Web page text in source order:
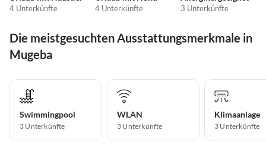
4 Unterkünfte 4 Unterkünfte 3 Unterkünfte
Die meistgesuchten Ausstattungsmerkmale in
Mugeba
Swimmingpool
3 Unterkünfte
WLAN
3 Unterkünfte
Klimaanlage
3 Unterkünfte